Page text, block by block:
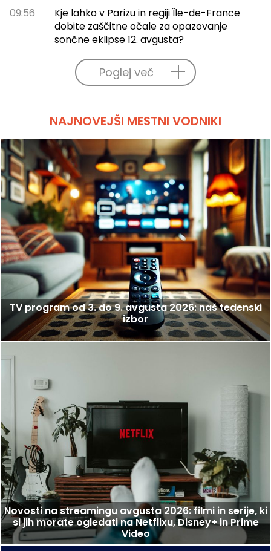
09:56
Kje lahko v Parizu in regiji Île-de-France
dobite zaščitne očale za opazovanje
sončne eklipse 12. avgusta?
Poglej več
NAJNOVEJŠI MESTNI VODNIKI
TV program od 3. do 9. avgusta 2026: naš tedenski
izbor
Novosti na streamingu avgusta 2026: filmi in serije, ki
si jih morate ogledati na Netflixu, Disney+ in Prime
Video